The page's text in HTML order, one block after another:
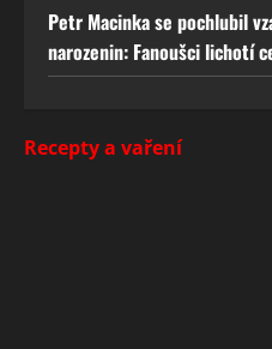
Petr Macinka se pochlubil
narozenin: Fanoušci lichotí
Recepty a vaření